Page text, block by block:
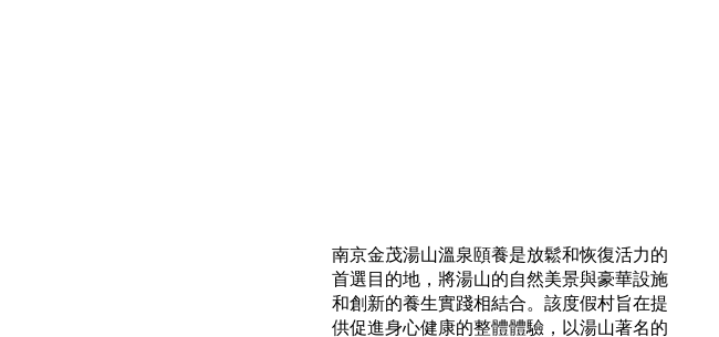
南京金茂湯山溫泉頤養是放鬆和恢復活力的
首選目的地，將湯山的自然美景與豪華設施
和創新的養生實踐相結合。該度假村旨在提
供促進身心健康的整體體驗，以湯山著名的